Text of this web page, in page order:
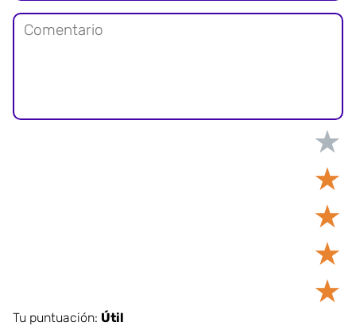
★
★
★
★
★
Tu puntuación: Útil